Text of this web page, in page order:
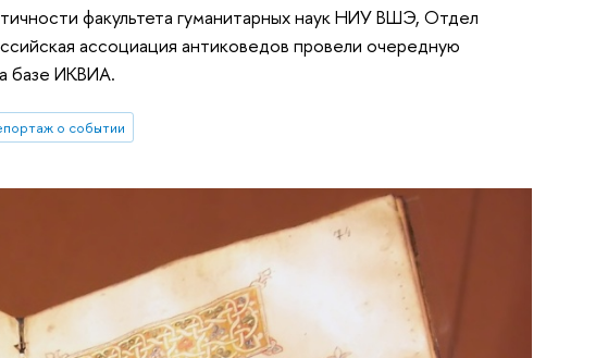
факультета гуманитарных наук НИУ ВШЭ, Отдел
ассоциация антиковедов провели очередную
базе ИКВИА.
о событии